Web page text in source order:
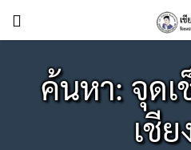
ค้นหา: จุด
เชีย